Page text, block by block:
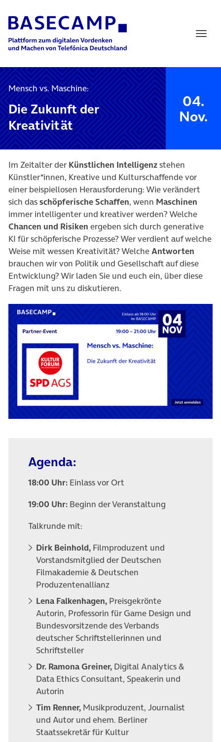
Main Navigation
Mensch vs. Maschine:
Die Zukunft der
Kreativität
04.
Nov.
Im Zeitalter der Künstlichen Intelligenzstehen
Künstler*innen, Kreative und Kulturschaffende vor
einer beispiellosen Herausforderung: Wie verändert
sich dasschöpferische Schaffen, wenn Maschinen
immer intelligenter und kreativer werden? Welche
Chancen und Risiken ergeben sich durch generative
KI für schöpferische Prozesse? Wer verdient auf welche
Weise mit wessen Kreativität? WelcheAntworten
brauchen wir von Politik und Gesellschaft auf diese
Entwicklung? Wir laden Sie und euch ein, über diese
Fragen mit uns zu diskutieren.
Agenda:
18:00 Uhr: Einlass vor Ort
19:00 Uhr: Beginn der Veranstaltung
Talkrunde mit:
Dirk Beinhold, Filmproduzent und
Vorstandsmitglied der Deutschen
Filmakademie & Deutschen
Produzentenallianz
Lena Falkenhagen, Preisgekrönte
Autorin, Professorin für Game Design und
Bundesvorsitzende des Verbands
deutscher Schriftstellerinnen und
Schriftsteller
Dr. Ramona Greiner, Digital Analytics &
Data Ethics Consultant, Speakerin und
Autorin
Tim Renner, Musikproduzent, Journalist
und Autor und ehem. Berliner
Staatssekretär für Kultur